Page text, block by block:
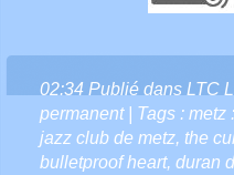
02:34 Publié dans LTC
permanent| Tags : metz
jazz club de metz, the
bulletproof heart, duran